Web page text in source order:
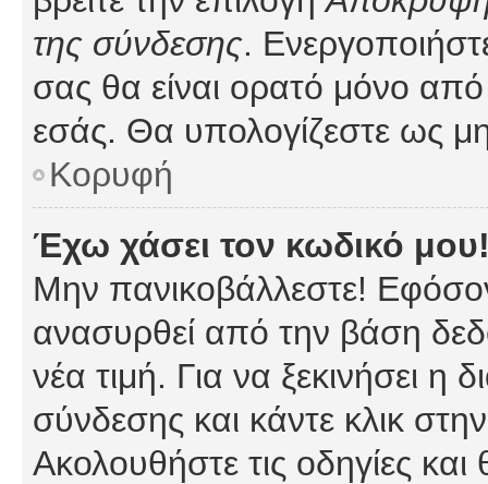
της σύνδεσης.
σας θα είναι ορατό μόνο από
εσάς. Θα υπολογίζεστε ως
Κορυφή
Έχω χάσει τον κωδικό
Μην πανικοβάλλεστε!
ανασυρθεί από την βάση
νέα τιμή. Για να ξεκινήσει η
σύνδεσης και κάντε κλικ
Ακολουθήστε τις οδηγίες